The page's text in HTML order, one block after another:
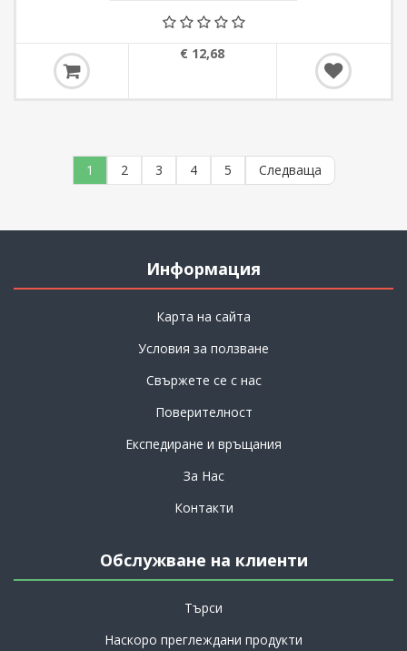
€ 12,68
1 2 3 4 5 Следваща
Информация
Карта на сайта
Условия за ползване
Свържете се с нас
Поверителност
Експедиране и връщания
За Нас
Контакти
Обслужване на клиенти
Търси
Наскоро преглеждани продукти